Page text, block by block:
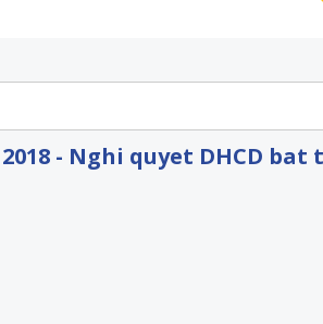
- Nghi quyet DHCD bat